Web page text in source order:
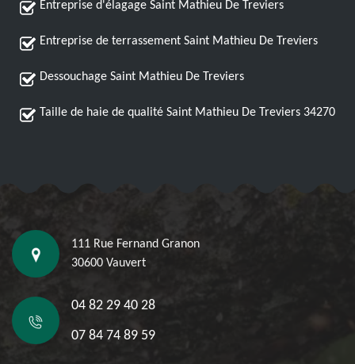
Entreprise d'élagage Saint Mathieu De Treviers
Entreprise de terrassement Saint Mathieu De Treviers
Dessouchage Saint Mathieu De Treviers
Taille de haie de qualité Saint Mathieu De Treviers 34270
111 Rue Fernand Granon
30600 Vauvert
04 82 29 40 28
07 84 74 89 59